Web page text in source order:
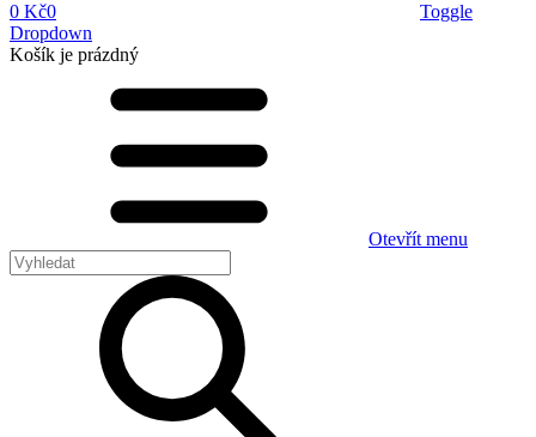
0 Kč0
Toggle
Dropdown
Košík je prázdný
Otevřít menu